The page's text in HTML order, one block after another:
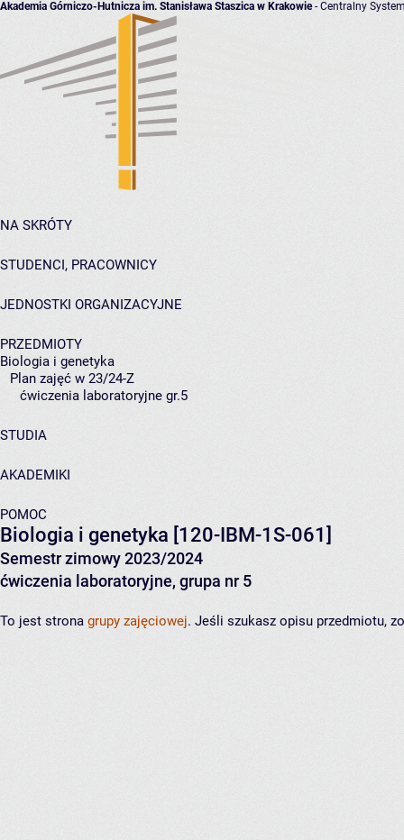
Akademia Górniczo-Hutnicza im. Stanisława Staszica w Krakowie- Centralny
NA SKRÓTY
STUDENCI, PRACOWNICY
JEDNOSTKI ORGANIZACYJNE
PRZEDMIOTY
Biologia i genetyka
Plan zajęć w 23/24-Z
ćwiczenia laboratoryjne gr.5
STUDIA
AKADEMIKI
POMOC
Biologia i genetyka [120-IBM-1S-061]
Semestr zimowy 2023/2024
ćwiczenia laboratoryjne, grupa nr 5
To jest strona grupy zajęciowej. Jeśli szukasz opisu przedmiotu,